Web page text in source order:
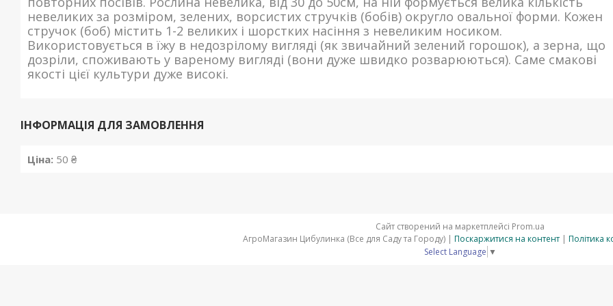
невеликих за розміром, зелених, ворсистих стручків (бобів) округло овальної форми. Кожен
стручок (боб) містить 1-2 великих і шорстких насіння з невеликим носиком.
Використовується в їжу в недозрілому вигляді (як звичайний зелений горошок), а зерна, що
дозріли, споживають у вареному вигляді (вони дуже швидко розварюються). Саме смакові
якості цієї культури дуже високі.
ІНФОРМАЦІЯ ДЛЯ ЗАМОВЛЕННЯ
Ціна: 50 ₴
Сайт створений на маркетплейсі Prom.ua
АгроМагазин Цибулинка (Все для Саду та Городу) | Поскаржитися на контент | Політика
Select Language ▼